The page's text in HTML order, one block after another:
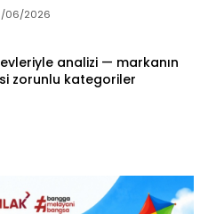
06/2026
analizi — markanın
zorunlu kategoriler